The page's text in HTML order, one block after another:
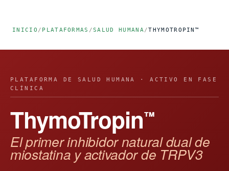
INICIO / PLATAFORMAS /SALUD HUMANA/THYMOTROPIN™
PLATAFORMA DE SALUD HUMANA · ACTIVO EN FASE
CLÍNICA
ThymoTropin™
El primer inhibidor natural dual de
miostatina y activador de TRPV3